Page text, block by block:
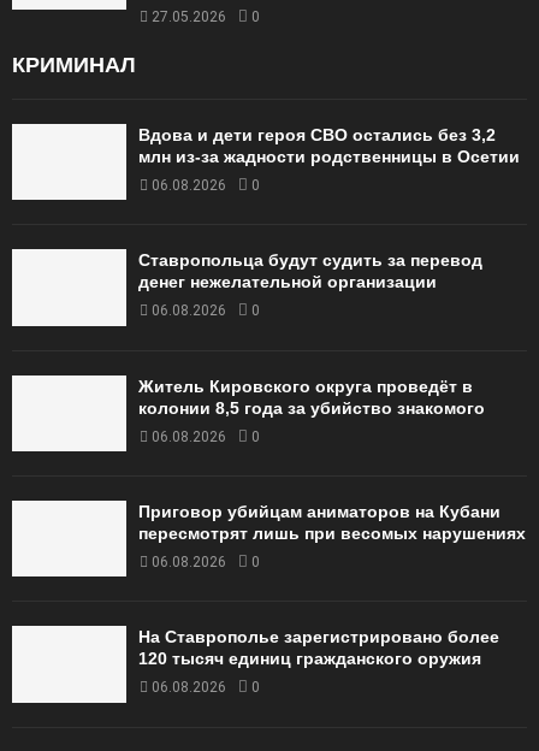
27.05.2026 0
КРИМИНАЛ
Вдова и дети героя СВО остались без 3,2
млн из-за жадности родственницы в Осетии
06.08.2026 0
Ставропольца будут судить за перевод
денег нежелательной организации
06.08.2026 0
Житель Кировского округа проведёт в
колонии 8,5 года за убийство знакомого
06.08.2026 0
Приговор убийцам аниматоров на Кубани
пересмотрят лишь при весомых нарушениях
06.08.2026 0
На Ставрополье зарегистрировано более
120 тысяч единиц гражданского оружия
06.08.2026 0